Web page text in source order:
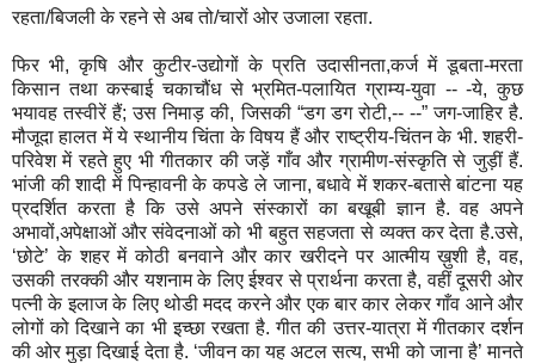
रहता/बिजली के रहने से अब तो/चारों ओर उजाला रहता.
फिर भी, कृषि और कुटीर-उद्योगों के प्रति उदासीनता,कर्ज में डूबता-मरता
किसान तथा कस्बाई चकाचौंध से भ्रमित-पलायित ग्राम्य-युवा -- -ये, कुछ
भयावह तस्वीरें हैं; उस निमाड़ की, जिसकी “डग डग रोटी,-- --” जग-जाहिर है.
मौजूदा हालत में ये स्थानीय चिंता के विषय हैं और राष्ट्रीय-चिंतन के भी. शहरी-
परिवेश में रहते हुए भी गीतकार की जड़ें गाँव और ग्रामीण-संस्कृति से जुड़ीं हैं.
भांजी की शादी में पिन्हावनी के कपडे ले जाना, बधावे में शकर-बतासे बांटना यह
प्रदर्शित करता है कि उसे अपने संस्कारों का बखूबी ज्ञान है. वह अपने
अभावों,अपेक्षाओं और संवेदनाओं को भी बहुत सहजता से व्यक्त कर देता है.उसे,
‘छोटे’ के शहर में कोठी बनवाने और कार खरीदने पर आत्मीय ख़ुशी है, वह,
उसकी तरक्की और यशनाम के लिए ईश्वर से प्रार्थना करता है, वहीं दूसरी ओर
पत्नी के इलाज के लिए थोडी मदद करने और एक बार कार लेकर गाँव आने और
लोगों को दिखाने का भी इच्छा रखता है. गीत की उत्तर-यात्रा में गीतकार दर्शन
की ओर मुड़ा दिखाई देता है. ‘जीवन का यह अटल सत्य, सभी को जाना है’ मानते